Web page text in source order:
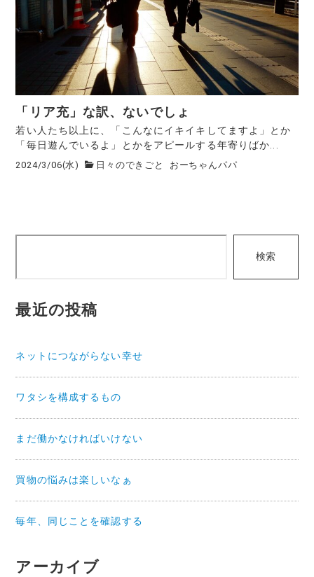
「リア充」な訳、ないでしょ
若い人たち以上に、「こんなにイキイキしてますよ」とか
「毎日遊んでいるよ」とかをアピールする年寄りばか...
2024/3/06(水) 日々のできごと おーちゃんパパ
検索
最近の投稿
ネットにつながらない幸せ
ワタシを構成するもの
まだ働かなければいけない
買物の悩みは楽しいなぁ
毎年、同じことを確認する
アーカイブ